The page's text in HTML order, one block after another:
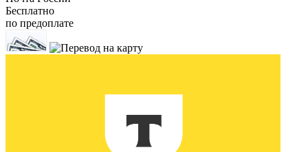
Бесплатно
по предоплате